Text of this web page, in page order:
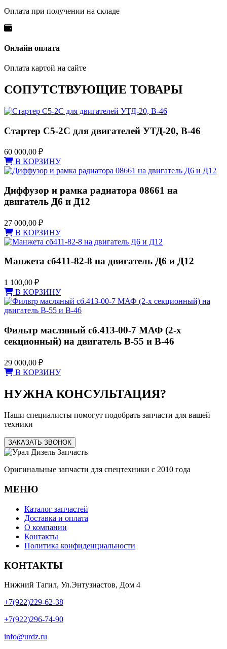
Оплата при получении на складе
Онлайн оплата
Оплата картой на сайте
СОПУТСТВУЮЩИЕ ТОВАРЫ
Стартер С5-2С для двигателей УТД-20, В-46
60 000,00 ₽
В КОРЗИНУ
Диффузор и рамка радиатора 08661 на
двигатель Д6 и Д12
27 000,00 ₽
В КОРЗИНУ
Манжета сб411-82-8 на двигатель Д6 и Д12
1 100,00 ₽
В КОРЗИНУ
Фильтр масляный сб.413-00-7 МАФ (2-х
секционный) на двигатель В-55 и В-46
29 000,00 ₽
В КОРЗИНУ
НУЖНА КОНСУЛЬТАЦИЯ?
Наши специалисты помогут подобрать запчасти для вашей
техники
ЗАКАЗАТЬ ЗВОНОК
Оригинальные запчасти для спецтехники с 2010 года
МЕНЮ
Каталог запчастей
Доставка и оплата
О компании
Контакты
Политика конфиденциальности
КОНТАКТЫ
Нижний Тагил, Ул.Энтузиастов, Дом 4
+7(922)229-62-38
+7(922)296-74-90
info@urdz.ru